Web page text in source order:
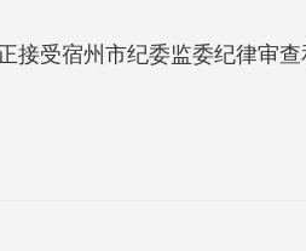
受宿州市纪委监委纪律审查